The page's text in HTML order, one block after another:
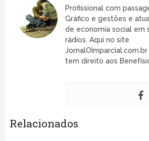
Profissional com
Gráfico e gestões e
de economia social em
rádios. Aqui no site
tem direito aos
Relacionados